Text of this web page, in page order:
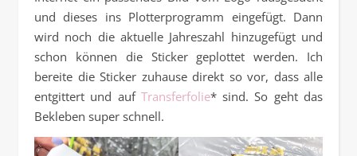
und dieses ins Plotterprogramm eingefügt. Dann
wird noch die aktuelle Jahreszahl hinzugefügt und
schon können die Sticker geplottet werden. Ich
bereite die Sticker zuhause direkt so vor, dass alle
entgittert und auf Transferfolie* sind. So geht das
Bekleben super schnell.